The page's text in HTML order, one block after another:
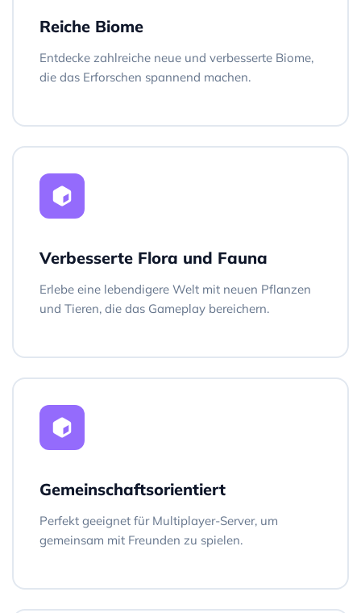
Reiche Biome
Entdecke zahlreiche neue und verbesserte Biome,
die das Erforschen spannend machen.
Verbesserte Flora und Fauna
Erlebe eine lebendigere Welt mit neuen Pflanzen
und Tieren, die das Gameplay bereichern.
Gemeinschaftsorientiert
Perfekt geeignet für Multiplayer-Server, um
gemeinsam mit Freunden zu spielen.